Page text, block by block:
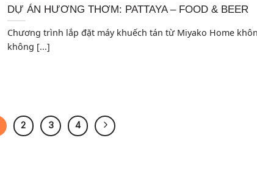
DỰ ÁN HƯƠNG THƠM: PATTAYA – FOOD & BEER
Chương trình lắp đặt máy khuếch tán từ Miyako Home
không [...]
2 3 4